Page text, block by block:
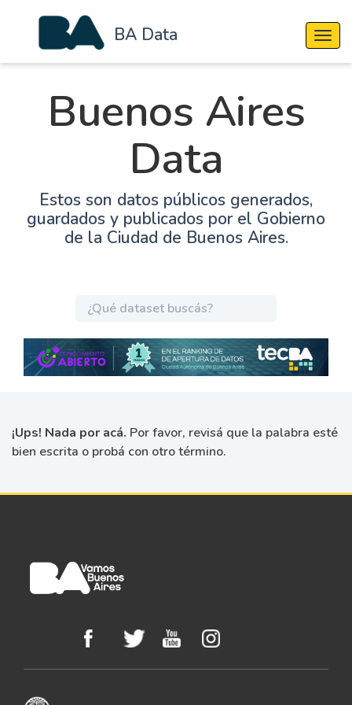
BA Data
Buenos Aires
Data
Estos son datos públicos generados,
guardados y publicados por el Gobierno
de la Ciudad de Buenos Aires.
¡Ups! Nada por acá. Por favor, revisá que la palabra esté
bien escrita o probá con otro término.